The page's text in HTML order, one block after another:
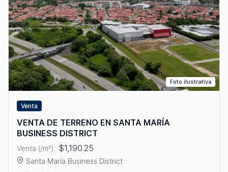
Foto ilustrativa
Venta
VENTA DE TERRENO EN SANTA MARÍA
BUSINESS DISTRICT
Venta (/m²): $1,190.25
Santa María Business District